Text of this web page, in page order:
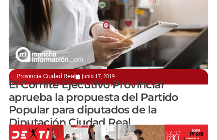
Provincia Ciudad Real junio 17, 2019
Reunión celebrada en la sede provincial del PP
El Comité Ejecutivo Provincial
aprueba la propuesta del Partido
Popular para diputados de la
Diputación Ciudad Real
manchainformacion.com